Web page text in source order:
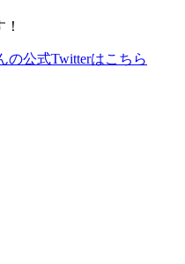
公式Twitterはこちら